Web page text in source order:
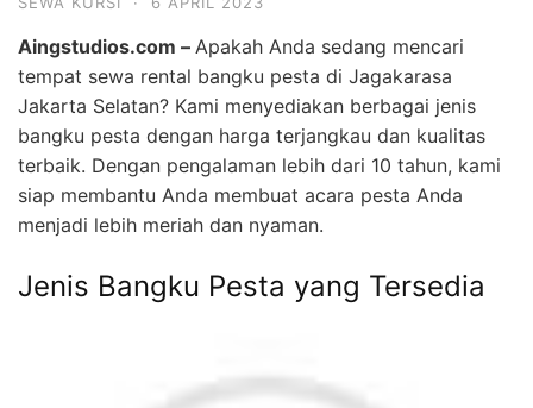
Aingstudios.com – Apakah Anda sedang mencari
tempat sewa rental bangku pesta di Jagakarasa
Jakarta Selatan? Kami menyediakan berbagai jenis
bangku pesta dengan harga terjangkau dan kualitas
terbaik. Dengan pengalaman lebih dari 10 tahun, kami
siap membantu Anda membuat acara pesta Anda
menjadi lebih meriah dan nyaman.
Jenis Bangku Pesta yang Tersedia